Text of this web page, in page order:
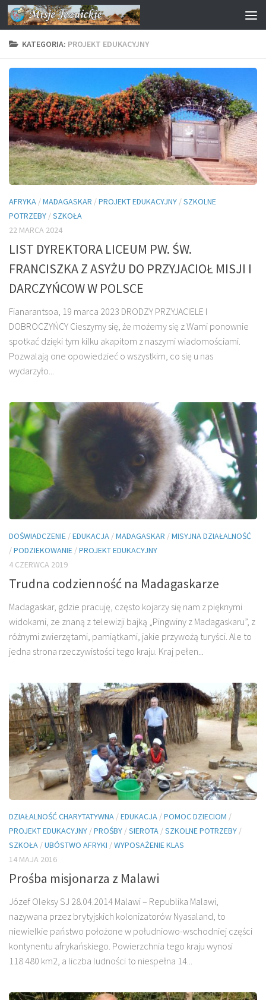
Przejdź do treści
KATEGORIA: PROJEKT EDUKACYJNY
AFRYKA /MADAGASKAR /PROJEKT EDUKACYJNY /SZKOLNE
POTRZEBY /SZKOŁA
22 MARCA 2024
LIST DYREKTORA LICEUM PW. ŚW.
FRANCISZKA Z ASYŻU DO PRZYJACIOŁ MISJI I
DARCZYŃCOW W POLSCE
Fianarantsoa, 19 marca 2023 DRODZY PRZYJACIELE I
DOBROCZYŃCY Cieszymy się, że możemy się z Wami ponownie
spotkać dzięki tym kilku akapitom z naszymi wiadomościami.
Pozwalają one opowiedzieć o wszystkim, co się u nas
wydarzyło...
DOŚWIADCZENIE /EDUKACJA /MADAGASKAR /MISYJNA DZIAŁALNOŚĆ
/PODZIEKOWANIE /PROJEKT EDUKACYJNY
4 CZERWCA 2019
Trudna codzienność na Madagaskarze
Madagaskar, gdzie pracuję, często kojarzy się nam z pięknymi
widokami, ze znaną z telewizji bajką „Pingwiny z Madagaskaru”, z
różnymi zwierzętami, pamiątkami, jakie przywożą turyści. Ale to
jedna strona rzeczywistości tego kraju. Kraj pełen...
DZIAŁALNOŚĆ CHARYTATYWNA /EDUKACJA /POMOC DZIECIOM /
PROJEKT EDUKACYJNY /PROŚBY /SIEROTA /SZKOLNE POTRZEBY /
SZKOŁA /UBÓSTWO AFRYKI /WYPOSAŻENIE KLAS
14 MAJA 2016
Prośba misjonarza z Malawi
Józef Oleksy SJ 28.04.2014 Malawi – Republika Malawi,
nazywana przez brytyjskich kolonizatorów Nyasaland, to
niewielkie państwo położone w południowo-wschodniej części
kontynentu afrykańskiego. Powierzchnia tego kraju wynosi
118 480 km2, a liczba ludności to niespełna 14...